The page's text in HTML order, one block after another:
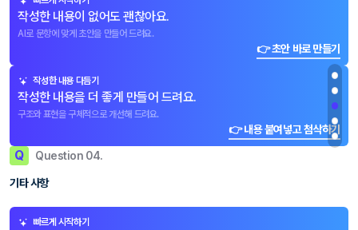
작성한 내용이 없어도 괜찮아요.
AI로 문항에 맞게 초안을 만들어 드려요.
👉 초안 바로 만들기
작성한 내용 다듬기
작성한 내용을 더 좋게 만들어 드려요.
구조와 표현을 구체적으로 개선해 드려요.
👉 내용 붙여넣고 첨삭하기
Q Question 04.
기타 사항
빠르게 시작하기